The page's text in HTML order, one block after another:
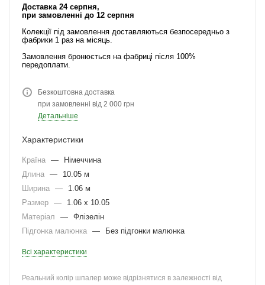
Доставка 24 серпня,
при замовленні до 12 серпня
Колекції під замовлення доставляються безпосередньо з
фабрики 1 раз на місяць.
Замовлення бронюється на фабриці після 100%
передоплати.
Безкоштовна доставка
при замовленні від 2 000 грн
Детальніше
Характеристики
Країна —
Німеччина
Длина —
10.05 м
Ширина —
1.06 м
Размер —
1.06 x 10.05
Матеріал
— Флізелін
Підгонка малюнка — Без підгонки малюнка
Всі характеристики
Реальний колір шпалер може відрізнятися в залежності від